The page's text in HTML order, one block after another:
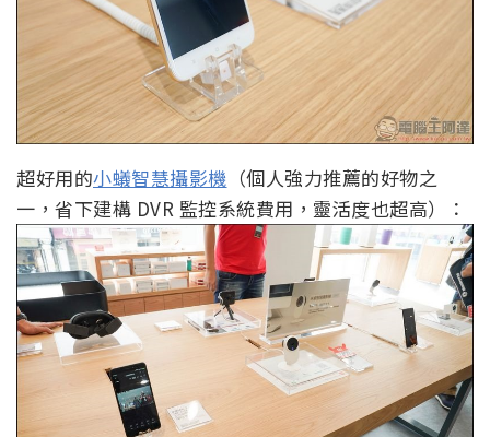
超好用的小蟻智慧攝影機 （個人強力推薦的好物之
一，省下建構 DVR 監控系統費用，靈活度也超高）：